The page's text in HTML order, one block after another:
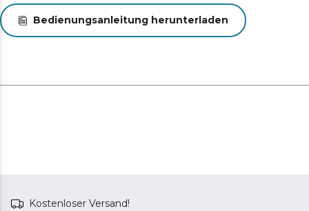
Trennt die abgesaugten Partikel ab. Paralleler Zyklon:
ermöglicht eine effizientere Absaugung.
Bedienungsanleitung herunterladen
Kostenloser Versand!